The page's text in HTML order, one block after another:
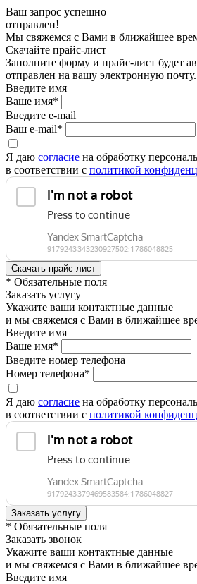
Ваш запрос успешно
отправлен!
Мы свяжемся с Вами в ближайшее
Скачайте прайс-лист
Заполните форму и прайс-лист будет
отправлен на вашу электронную почту.
Введите имя
Ваше имя*
Введите e-mail
Ваш e-mail*
Я даю согласие на обработку
в соответствии с политикой
* Обязательные поля
Заказать услугу
Укажите ваши контактные данные
и мы свяжемся с Вами в ближайшее
Введите имя
Ваше имя*
Введите номер телефона
Номер телефона*
Я даю согласие на обработку
в соответствии с политикой
* Обязательные поля
Заказать звонок
Укажите ваши контактные данные
и мы свяжемся с Вами в ближайшее
Введите имя